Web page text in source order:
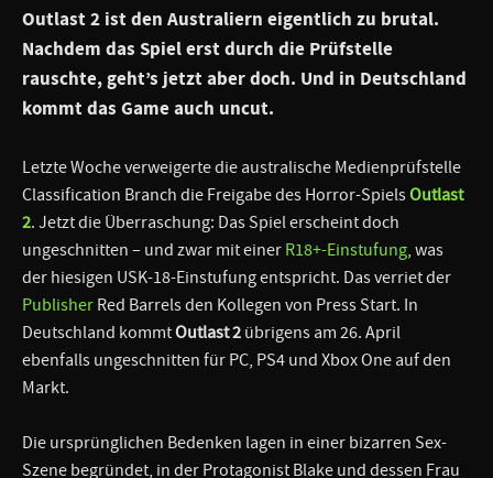
Outlast 2 ist den Australiern eigentlich zu brutal.
Nachdem das Spiel erst durch die Prüfstelle
rauschte, geht’s jetzt aber doch. Und in Deutschland
kommt das Game auch uncut.
Letzte Woche verweigerte die australische Medienprüfstelle
Classification Branch die Freigabe des Horror-SpielsOutlast
2. Jetzt die Überraschung: Das Spiel erscheint doch
ungeschnitten – und zwar mit einer R18+-Einstufung, was
der hiesigen USK-18-Einstufung entspricht. Das verriet der
Publisher Red Barrels den Kollegen von Press Start. In
Deutschland kommtOutlast 2 übrigens am 26. April
ebenfalls ungeschnitten für PC, PS4 und Xbox One auf den
Markt.
Die ursprünglichen Bedenken lagen in einer bizarren Sex-
Szene begründet, in der Protagonist Blake und dessen Frau